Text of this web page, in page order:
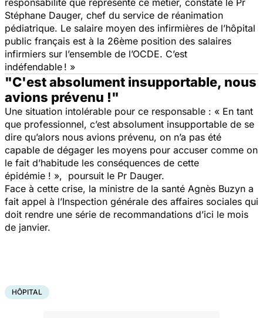
Stéphane Dauger, chef du service de réanimation
pédiatrique. Le salaire moyen des infirmières de l’hôpital
public français est à la 26ème position des salaires
infirmiers sur l’ensemble de l’OCDE. C’est
indéfendable ! »
"C'est absolument insupportable, nous
avions prévenu !"
Une situation intolérable pour ce responsable : « En tant
que professionnel, c’est absolument insupportable de se
dire qu’alors nous avions prévenu, on n’a pas été
capable de dégager les moyens pour accuser comme on
le fait d’habitude les conséquences de cette
épidémie ! », poursuit le Pr Dauger.
Face à cette crise, la ministre de la santé Agnès Buzyn a
fait appel à l’Inspection générale des affaires sociales qui
doit rendre une série de recommandations d’ici le mois
de janvier.
HÔPITAL